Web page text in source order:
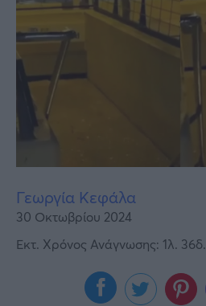
Καιρός
Γεωργία Κεφάλα
30 Οκτωβρίου 2024
Εκτ. Χρόνος Ανάγνωσης: 1λ. 36δ.